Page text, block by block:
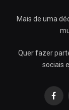
Mais de uma
Quer fazer
sociais